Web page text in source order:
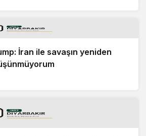
İran ile savaşın yeniden